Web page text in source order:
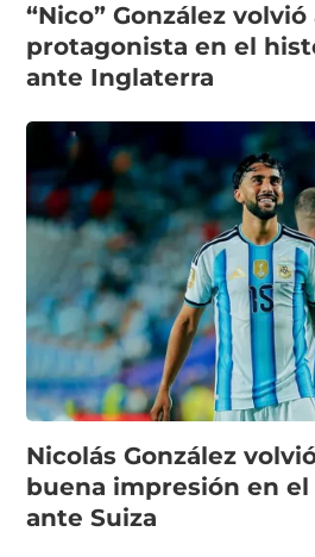
“Nico” González volvió
protagonista en el
ante Inglaterra
Nicolás González
buena impresión en
ante Suiza